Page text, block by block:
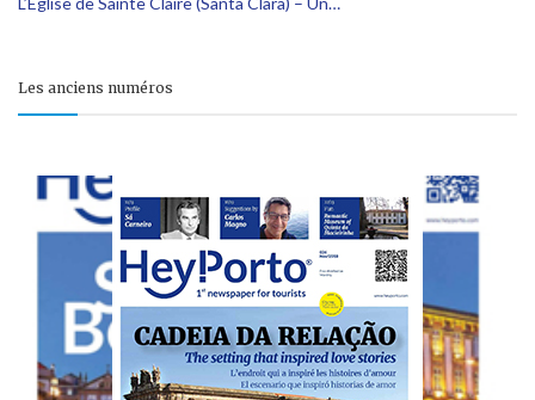
Les anciens numéros